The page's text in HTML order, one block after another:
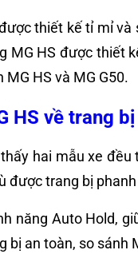
thiết kế tỉ mỉ
MG HS được thiết
HS và MG G50.
HS về trang
hai mẫu xe
được trang bị
năng Auto Hold,
an toàn, so sánh